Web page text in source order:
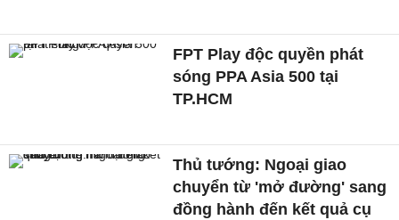
FPT Play độc quyền phát
sóng PPA Asia 500 tại
TP.HCM
Thủ tướng: Ngoại giao
chuyển từ 'mở đường' sang
đồng hành đến kết quả cụ